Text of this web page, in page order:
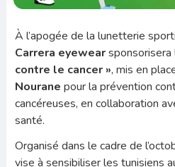
À l’apogée de la lunetterie
Carrera eyewearsponsorisera
contre le cancer », mis en
Nourane pour la prévention
cancéreuses, en collaboration
santé.
Organisé dans le cadre de
vise à sensibiliser les tunisiens